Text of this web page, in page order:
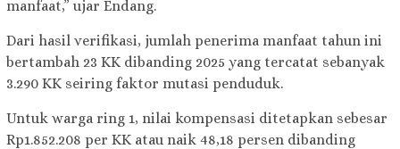
manfaat,” ujar Endang.
Dari hasil verifikasi, jumlah penerima manfaat tahun ini
bertambah 23 KK dibanding 2025 yang tercatat sebanyak
3.290 KK seiring faktor mutasi penduduk.
Untuk warga ring 1, nilai kompensasi ditetapkan sebesar
Rp1.852.208 per KK atau naik 48,18 persen dibanding